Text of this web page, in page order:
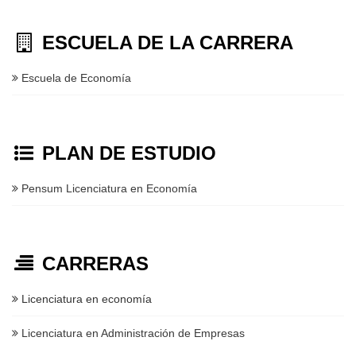
ESCUELA DE LA CARRERA
Escuela de Economía
PLAN DE ESTUDIO
Pensum Licenciatura en Economía
CARRERAS
Licenciatura en economía
Licenciatura en Administración de Empresas